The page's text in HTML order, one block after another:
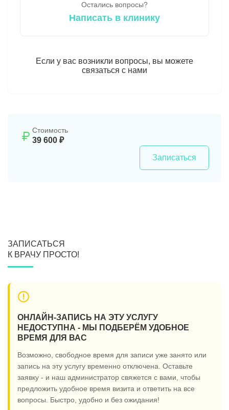
Остались вопросы?
Написать в клинику
Если у вас возникли вопросы, вы можете
связаться с нами
Стоимость
39 600 ₽
Записаться
ЗАПИСАТЬСЯ
К ВРАЧУ ПРОСТО!
ОНЛАЙН-ЗАПИСЬ НА ЭТУ УСЛУГУ
НЕДОСТУПНА - МЫ ПОДБЕРЁМ УДОБНОЕ
ВРЕМЯ ДЛЯ ВАС
Возможно, свободное время для записи уже занято или
запись на эту услугу временно отключена. Оставьте
заявку - и наш администратор свяжется с вами, чтобы
предложить удобное время визита и ответить на все
вопросы. Быстро, удобно и без ожидания!